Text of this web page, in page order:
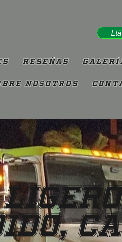
Reseñas
Nosotros
CA